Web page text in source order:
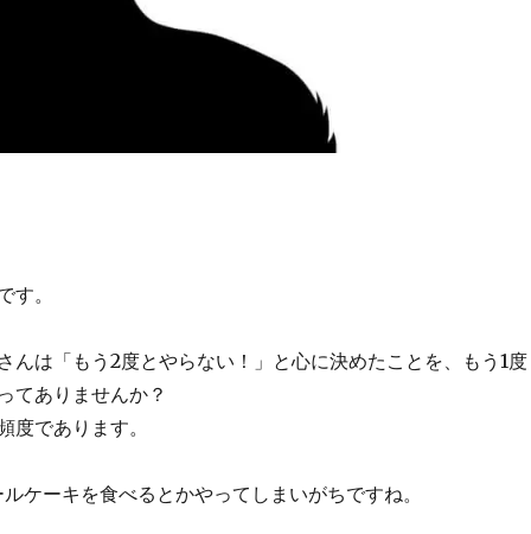
す。
んは「もう2度とやらない！」と心に決めたことを、もう1度
てありませんか？
度であります。
ケーキを食べるとかやってしまいがちですね。